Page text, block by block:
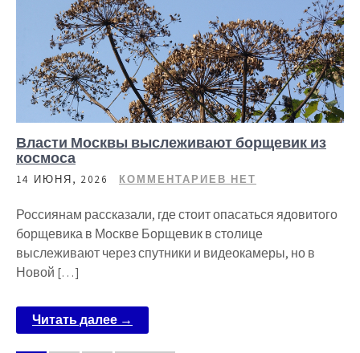
Власти Москвы выслеживают борщевик из
космоса
14 ИЮНЯ, 2026 КОММЕНТАРИЕВ НЕТ
Россиянам рассказали, где стоит опасаться ядовитого
борщевика в Москве Борщевик в столице
выслеживают через спутники и видеокамеры, но в
Новой […]
Читать далее →